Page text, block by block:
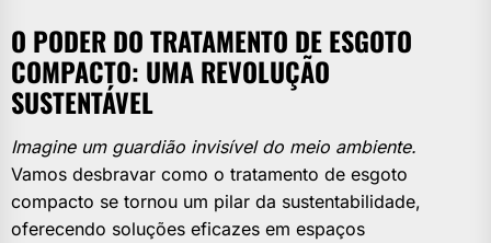
O PODER DO TRATAMENTO DE ESGOTO
COMPACTO: UMA REVOLUÇÃO
SUSTENTÁVEL
Imagine um guardião invisível do meio ambiente.
Vamos desbravar como o tratamento de esgoto
compacto se tornou um pilar da sustentabilidade,
oferecendo soluções eficazes em espaços